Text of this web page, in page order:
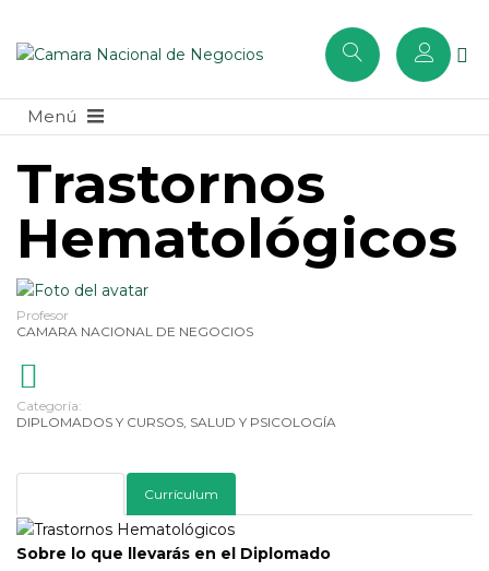
Trastornos
Hematológicos
Profesor
CAMARA NACIONAL DE NEGOCIOS
Categoría:
DIPLOMADOS Y CURSOS, SALUD Y PSICOLOGÍA
Currículum
Sobre lo que llevarás en el Diplomado